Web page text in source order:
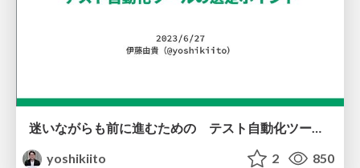
迷いながらも前に進むための テスト自動化ツールの選定ポイント
yoshikiito
2 850